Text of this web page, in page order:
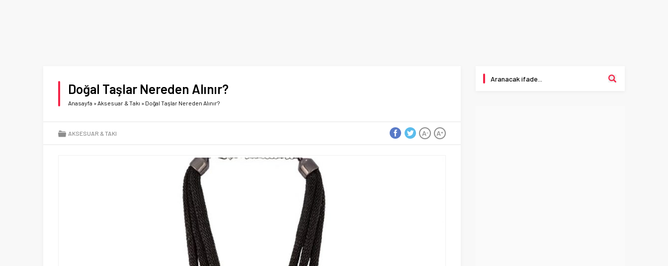
Doğal Taşlar Nereden Alınır?
Anasayfa »Aksesuar & Takı » Doğal Taşlar Nereden Alınır?
AKSESUAR & TAKI A+
A-